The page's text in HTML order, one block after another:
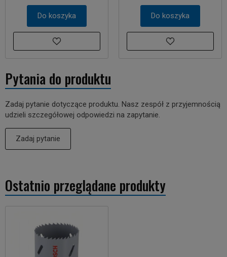
Do koszyka Do koszyka
Pytania do produktu
Zadaj pytanie dotyczące produktu. Nasz zespół z przyjemnością
udzieli szczegółowej odpowiedzi na zapytanie.
Zadaj pytanie
Ostatnio przeglądane produkty